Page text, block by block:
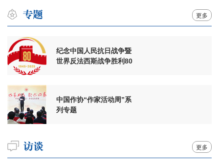
更多
纪念中国人民抗日战争暨
世界反法西斯战争胜利80
中国作协“作家活动周”系
列专题
更多